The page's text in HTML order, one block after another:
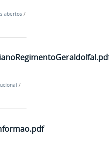
abertos /
/